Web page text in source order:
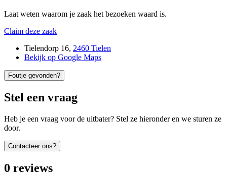
Laat weten waarom je zaak het bezoeken waard is.
Claim deze zaak
Tielendorp 16, 2460 Tielen
Bekijk op Google Maps
Foutje gevonden?
Stel een vraag
Heb je een vraag voor de uitbater? Stel ze hieronder en we sturen ze
door.
Contacteer ons?
0 reviews